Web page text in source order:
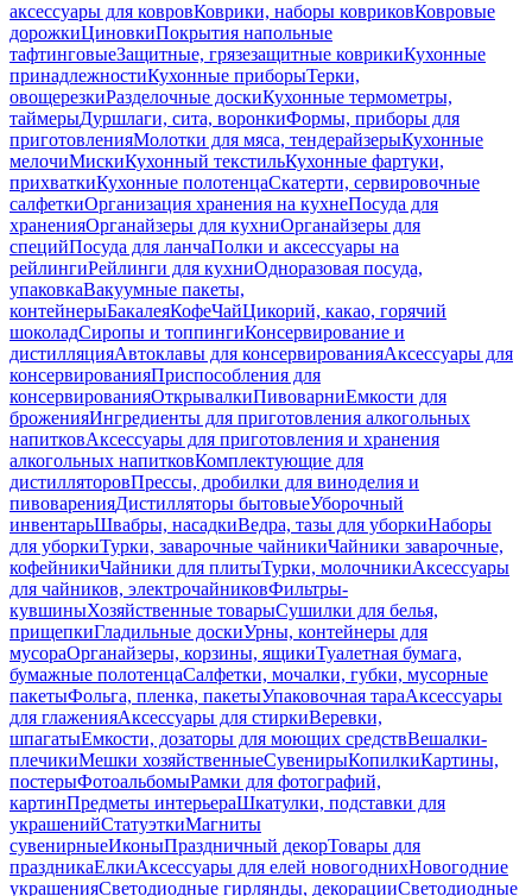
аксессуары для ковровКоврики, наборы ковриковКовровые
дорожкиЦиновкиПокрытия напольные
тафтинговыеЗащитные, грязезащитные коврикиКухонные
принадлежностиКухонные приборыТерки,
овощерезкиРазделочные доскиКухонные термометры,
таймерыДуршлаги, сита, воронкиФормы, приборы для
приготовленияМолотки для мяса, тендерайзерыКухонные
мелочиМискиКухонный текстильКухонные фартуки,
прихваткиКухонные полотенцаСкатерти, сервировочные
салфеткиОрганизация хранения на кухнеПосуда для
храненияОрганайзеры для кухниОрганайзеры для
специйПосуда для ланчаПолки и аксессуары на
рейлингиРейлинги для кухниОдноразовая посуда,
упаковкаВакуумные пакеты,
контейнерыБакалеяКофеЧайЦикорий, какао, горячий
шоколадСиропы и топпингиКонсервирование и
дистилляцияАвтоклавы для консервированияАксессуары для
консервированияПриспособления для
консервированияОткрывалкиПивоварниЕмкости для
броженияИнгредиенты для приготовления алкогольных
напитковАксессуары для приготовления и хранения
алкогольных напитковКомплектующие для
дистилляторовПрессы, дробилки для виноделия и
пивоваренияДистилляторы бытовыеУборочный
инвентарьШвабры, насадкиВедра, тазы для уборкиНаборы
для уборкиТурки, заварочные чайникиЧайники заварочные,
кофейникиЧайники для плитыТурки, молочникиАксессуары
для чайников, электрочайниковФильтры-
кувшиныХозяйственные товарыСушилки для белья,
прищепкиГладильные доскиУрны, контейнеры для
мусораОрганайзеры, корзины, ящикиТуалетная бумага,
бумажные полотенцаСалфетки, мочалки, губки, мусорные
пакетыФольга, пленка, пакетыУпаковочная тараАксессуары
для глаженияАксессуары для стиркиВеревки,
шпагатыЕмкости, дозаторы для моющих средствВешалки-
плечикиМешки хозяйственныеСувенирыКопилкиКартины,
постерыФотоальбомыРамки для фотографий,
картинПредметы интерьераШкатулки, подставки для
украшенийСтатуэткиМагниты
сувенирныеИконыПраздничный декорТовары для
праздникаЕлкиАксессуары для елей новогоднихНовогодние
украшенияСветодиодные гирлянды, декорацииСветодиодные